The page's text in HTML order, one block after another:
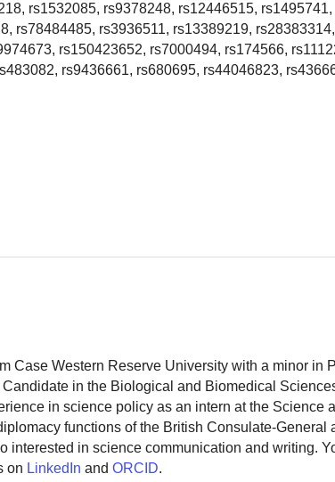
rs1532085, rs9378248, rs12446515,
rs78484485, rs3936511, rs13389219,
rs150423652, rs7000494, rs174566,
rs9436661, rs680695, rs44046823,
Case Western Reserve University with a minor in
in the Biological and Biomedical
in science policy as an intern at the Science
functions of the British Consulate-General
interested in science communication and writing.
on LinkedIn andORCID.